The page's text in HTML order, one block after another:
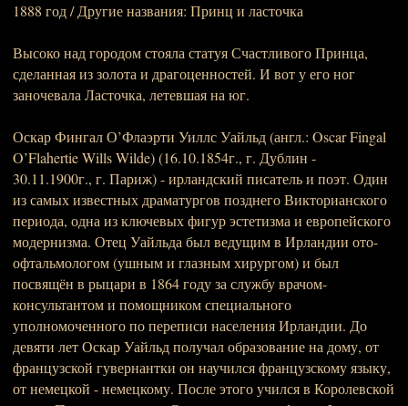
1888 год / Другие названия: Принц и ласточка
Высоко над городом стояла статуя Счастливого Принца,
сделанная из золота и драгоценностей. И вот у его ног
заночевала Ласточка, летевшая на юг.
Оскар Фингал О’Флаэрти Уиллс Уайльд (англ.: Oscar Fingal
O’Flahertie Wills Wilde) (16.10.1854г., г. Дублин -
30.11.1900г., г. Париж) - ирландский писатель и поэт. Один
из самых известных драматургов позднего Викторианского
периода, одна из ключевых фигур эстетизма и европейского
модернизма. Отец Уайльда был ведущим в Ирландии ото-
офтальмологом (ушным и глазным хирургом) и был
посвящён в рыцари в 1864 году за службу врачом-
консультантом и помощником специального
уполномоченного по переписи населения Ирландии. До
девяти лет Оскар Уайльд получал образование на дому, от
французской гувернантки он научился французскому языку,
от немецкой - немецкому. После этого учился в Королевской